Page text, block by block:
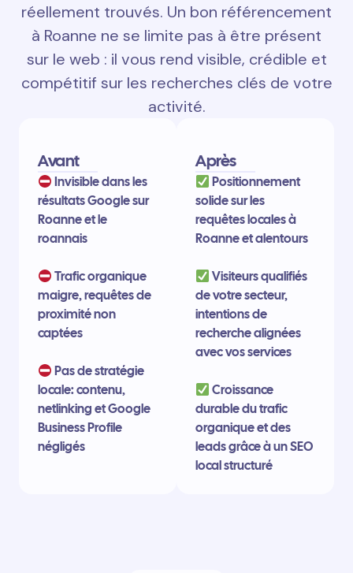
réellement trouvés. Un bon référencement
à Roanne ne se limite pas à être présent
sur le web : il vous rend visible, crédible et
compétitif sur les recherches clés de votre
activité.
Avant
Invisible dans les
résultats Google sur
Roanne et le
roannais
Trafic organique
maigre, requêtes de
proximité non
captées
Pas de stratégie
locale: contenu,
netlinking et Google
Business Profile
négligés
Après
Positionnement
solide sur les
requêtes locales à
Roanne et alentours
Visiteurs qualifiés
de votre secteur,
intentions de
recherche alignées
avec vos services
Croissance
durable du trafic
organique et des
leads grâce à un SEO
local structuré